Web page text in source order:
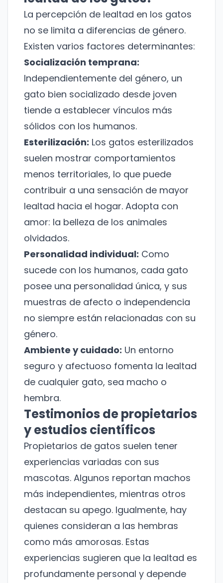
La percepción de lealtad en los gatos
no se limita a diferencias de género.
Existen varios factores determinantes:
Socialización temprana:
Independientemente del género, un
gato bien socializado desde joven
tiende a establecer vínculos más
sólidos con los humanos.
Esterilización: Los gatos esterilizados
suelen mostrar comportamientos
menos territoriales, lo que puede
contribuir a una sensación de mayor
lealtad hacia el hogar. Adopta con
amor: la belleza de los animales
olvidados.
Personalidad individual: Como
sucede con los humanos, cada gato
posee una personalidad única, y sus
muestras de afecto o independencia
no siempre están relacionadas con su
género.
Ambiente y cuidado: Un entorno
seguro y afectuoso fomenta la lealtad
de cualquier gato, sea macho o
hembra.
Testimonios de propietarios
y estudios científicos
Propietarios de gatos suelen tener
experiencias variadas con sus
mascotas. Algunos reportan machos
más independientes, mientras otros
destacan su apego. Igualmente, hay
quienes consideran a las hembras
como más amorosas. Estas
experiencias sugieren que la lealtad es
profundamente personal y depende